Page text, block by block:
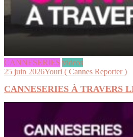
CANNESERIES videos
25 juin 2026Youri ( Cannes Reporter )
CANNESERIES À TRAVERS